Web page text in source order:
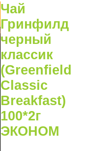
Чай
Гринфилд
черный
классик
(Greenfield
Classic
Breakfast)
100*2г
ЭКОНОМ